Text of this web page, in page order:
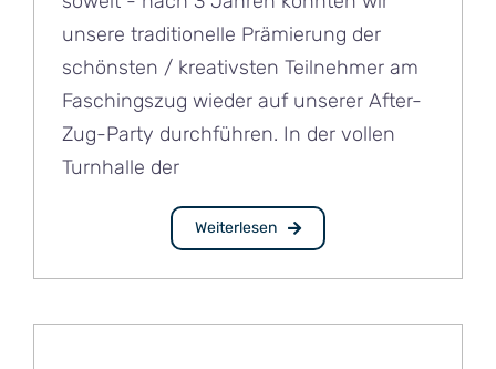
unsere traditionelle Prämierung der
schönsten / kreativsten Teilnehmer am
Faschingszug wieder auf unserer After-
Zug-Party durchführen. In der vollen
Turnhalle der
Weiterlesen